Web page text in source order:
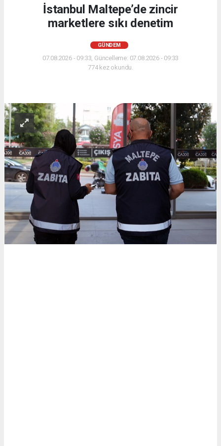
İstanbul Maltepe’de zincir
marketlere sıkı denetim
GÜNDEM
07.08.2026 - 09:33, Güncelleme: 07.08.2026 - 09:33
774 kez okundu.